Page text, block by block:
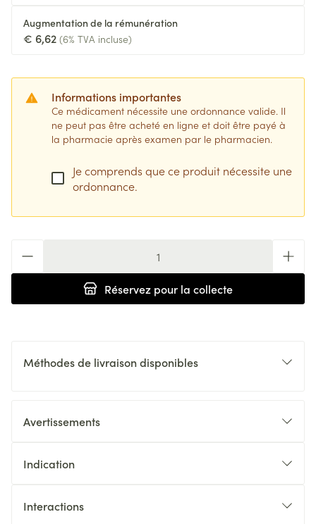
Augmentation de la rémunération
€ 6,62 (6% TVA incluse)
Informations importantes
Ce médicament nécessite une ordonnance valide. Il
ne peut pas être acheté en ligne et doit être payé à
la pharmacie après examen par le pharmacien.
Je comprends que ce produit nécessite une
ordonnance.
Réservez pour la collecte
Méthodes de livraison disponibles
Avertissements
Indication
Interactions